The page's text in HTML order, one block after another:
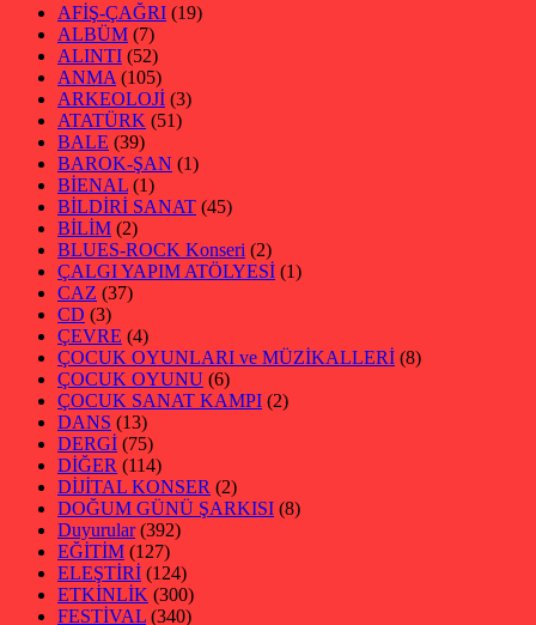
AFİŞ-ÇAĞRI (19)
ALBÜM (7)
ALINTI (52)
ANMA (105)
ARKEOLOJİ (3)
ATATÜRK (51)
BALE (39)
BAROK-ŞAN (1)
BİENAL (1)
BİLDİRİ SANAT (45)
BİLİM (2)
BLUES-ROCK Konseri (2)
ÇALGI YAPIM ATÖLYESİ (1)
CAZ (37)
CD (3)
ÇEVRE (4)
ÇOCUK OYUNLARI ve MÜZİKALLERİ (8)
ÇOCUK OYUNU (6)
ÇOCUK SANAT KAMPI (2)
DANS (13)
DERGİ (75)
DİĞER (114)
DİJİTAL KONSER (2)
DOĞUM GÜNÜ ŞARKISI (8)
Duyurular(392)
EĞİTİM (127)
ELEŞTİRİ (124)
ETKİNLİK (300)
FESTİVAL (340)